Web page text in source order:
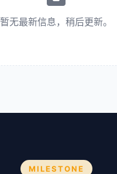
暂无最新信息，稍后更新。
MILESTONE